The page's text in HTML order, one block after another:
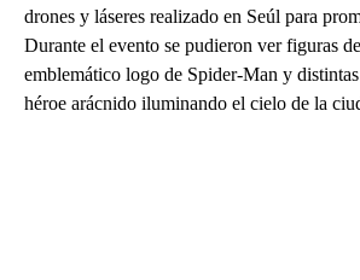
drones y láseres realizado en Seúl para
Durante el evento se pudieron ver figuras
emblemático logo de Spider-Man y
héroe arácnido iluminando el cielo de la